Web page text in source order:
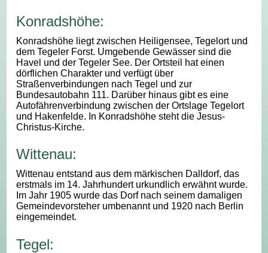
Konradshöhe:
Konradshöhe liegt zwischen Heiligensee, Tegelort und
dem Tegeler Forst. Umgebende Gewässer sind die
Havel und der Tegeler See. Der Ortsteil hat einen
dörflichen Charakter und verfügt über
Straßenverbindungen nach Tegel und zur
Bundesautobahn 111. Darüber hinaus gibt es eine
Autofährenverbindung zwischen der Ortslage Tegelort
und Hakenfelde. In Konradshöhe steht die Jesus-
Christus-Kirche.
Wittenau:
Wittenau entstand aus dem märkischen Dalldorf, das
erstmals im 14. Jahrhundert urkundlich erwähnt wurde.
Im Jahr 1905 wurde das Dorf nach seinem damaligen
Gemeindevorsteher umbenannt und 1920 nach Berlin
eingemeindet.
Tegel: